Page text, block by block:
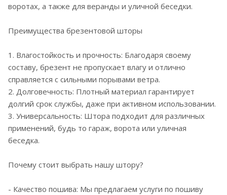
воротах, а также для веранды и уличной беседки.
Преимущества брезентовой шторы
1. Влагостойкость и прочность: Благодаря своему
составу, брезент не пропускает влагу и отлично
справляется с сильными порывами ветра.
2. Долговечность: Плотный материал гарантирует
долгий срок службы, даже при активном использовании.
3. Универсальность: Штора подходит для различных
применений, будь то гараж, ворота или уличная
беседка.
Почему стоит выбрать нашу штору?
- Качество пошива: Мы предлагаем услуги по пошиву